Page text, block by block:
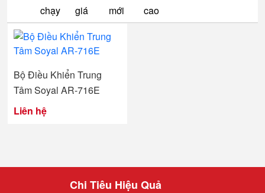
chạy
giá
mới
cao
Bộ Điều Khiển Trung
Tâm Soyal AR-716E
Liên hệ
Chi Tiêu Hiệu Quả